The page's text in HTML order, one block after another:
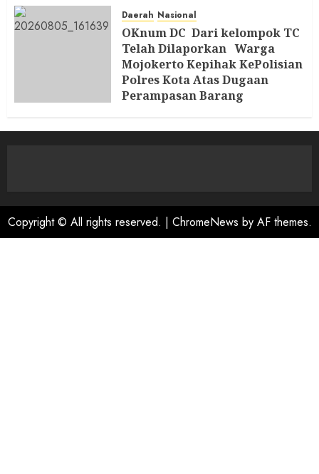
5 AGUSTUS 2026
Daerah Nasional
OKnum DC Dari kelompok TC
Telah Dilaporkan Warga
Mojokerto Kepihak KePolisian
Polres Kota Atas Dugaan
Perampasan Barang
Copyright © All rights reserved. | ChromeNews by AF themes.